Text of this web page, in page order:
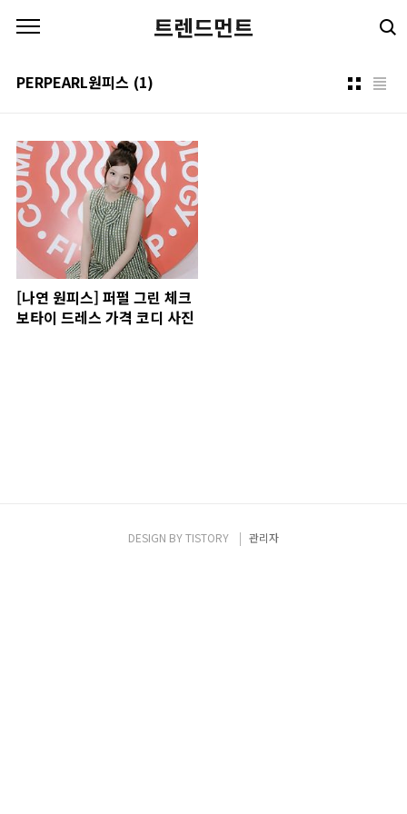
트렌드먼트
PERPEARL원피스 (1)
[나연 원피스] 퍼펄 그린 체크
보타이 드레스 가격 코디 사진
DESIGN BYTISTORY 관리자